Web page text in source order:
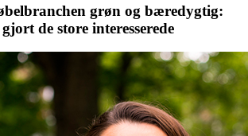
grøn og bæredygtig:
de store interesserede